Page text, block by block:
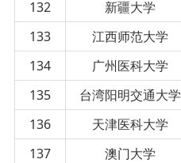
132
新疆大学
133
江西师范大学
134
广州医科大学
135
台湾阳明交通大学
136
天津医科大学
137
澳门大学